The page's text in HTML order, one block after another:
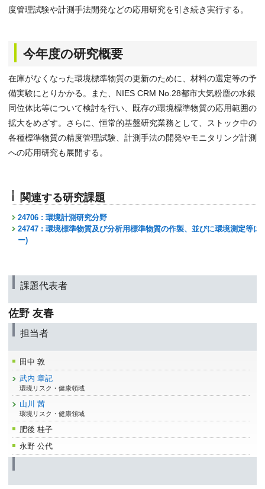
度管理試験や計測手法開発などの応用研究を引き続き実行する。
今年度の研究概要
在庫がなくなった環境標準物質の更新のために、材料の選定等の予
備実験にとりかかる。また、NIES CRM No.28都市大気粉塵の水銀
同位体比等について検討を行い、既存の環境標準物質の応用範囲の
拡大をめざす。さらに、恒常的基盤研究業務として、ストック中の
各種標準物質の精度管理試験、計測手法の開発やモニタリング計測
への応用研究も展開する。
関連する研究課題
24706 : 環境計測研究分野
24747 : 環境標準物質及び分析用標準物質の作製、並びに環境測定等
ー)
課題代表者
佐野 友春
担当者
田中 敦
武内 章記
環境リスク・健康領域
山川 茜
環境リスク・健康領域
肥後 桂子
永野 公代